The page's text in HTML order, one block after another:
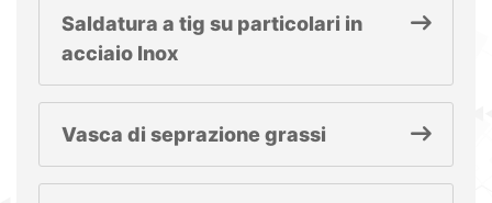
Saldatura a tig su particolari in
acciaio Inox
Vasca di seprazione grassi